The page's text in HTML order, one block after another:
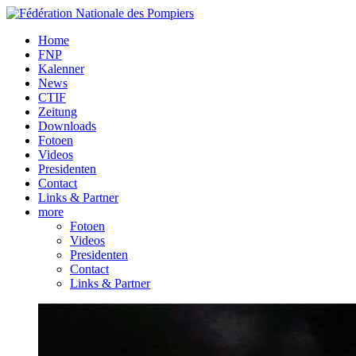
Home
FNP
Kalenner
News
CTIF
Zeitung
Downloads
Fotoen
Videos
Presidenten
Contact
Links & Partner
more
Fotoen
Videos
Presidenten
Contact
Links & Partner